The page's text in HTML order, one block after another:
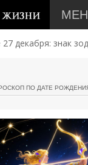
декабря: знак
ПО ДАТЕ